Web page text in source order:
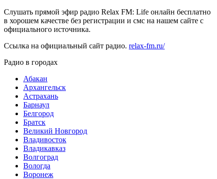
Слушать прямой эфир радио Relax FM: Life онлайн бесплатно
в хорошем качестве без регистрации и смс на нашем сайте с
официального источника.
Ссылка на официальный сайт радио. relax-fm.ru/
Радио в городах
Абакан
Архангельск
Астрахань
Барнаул
Белгород
Братск
Великий Новгород
Владивосток
Владикавказ
Волгоград
Вологда
Воронеж